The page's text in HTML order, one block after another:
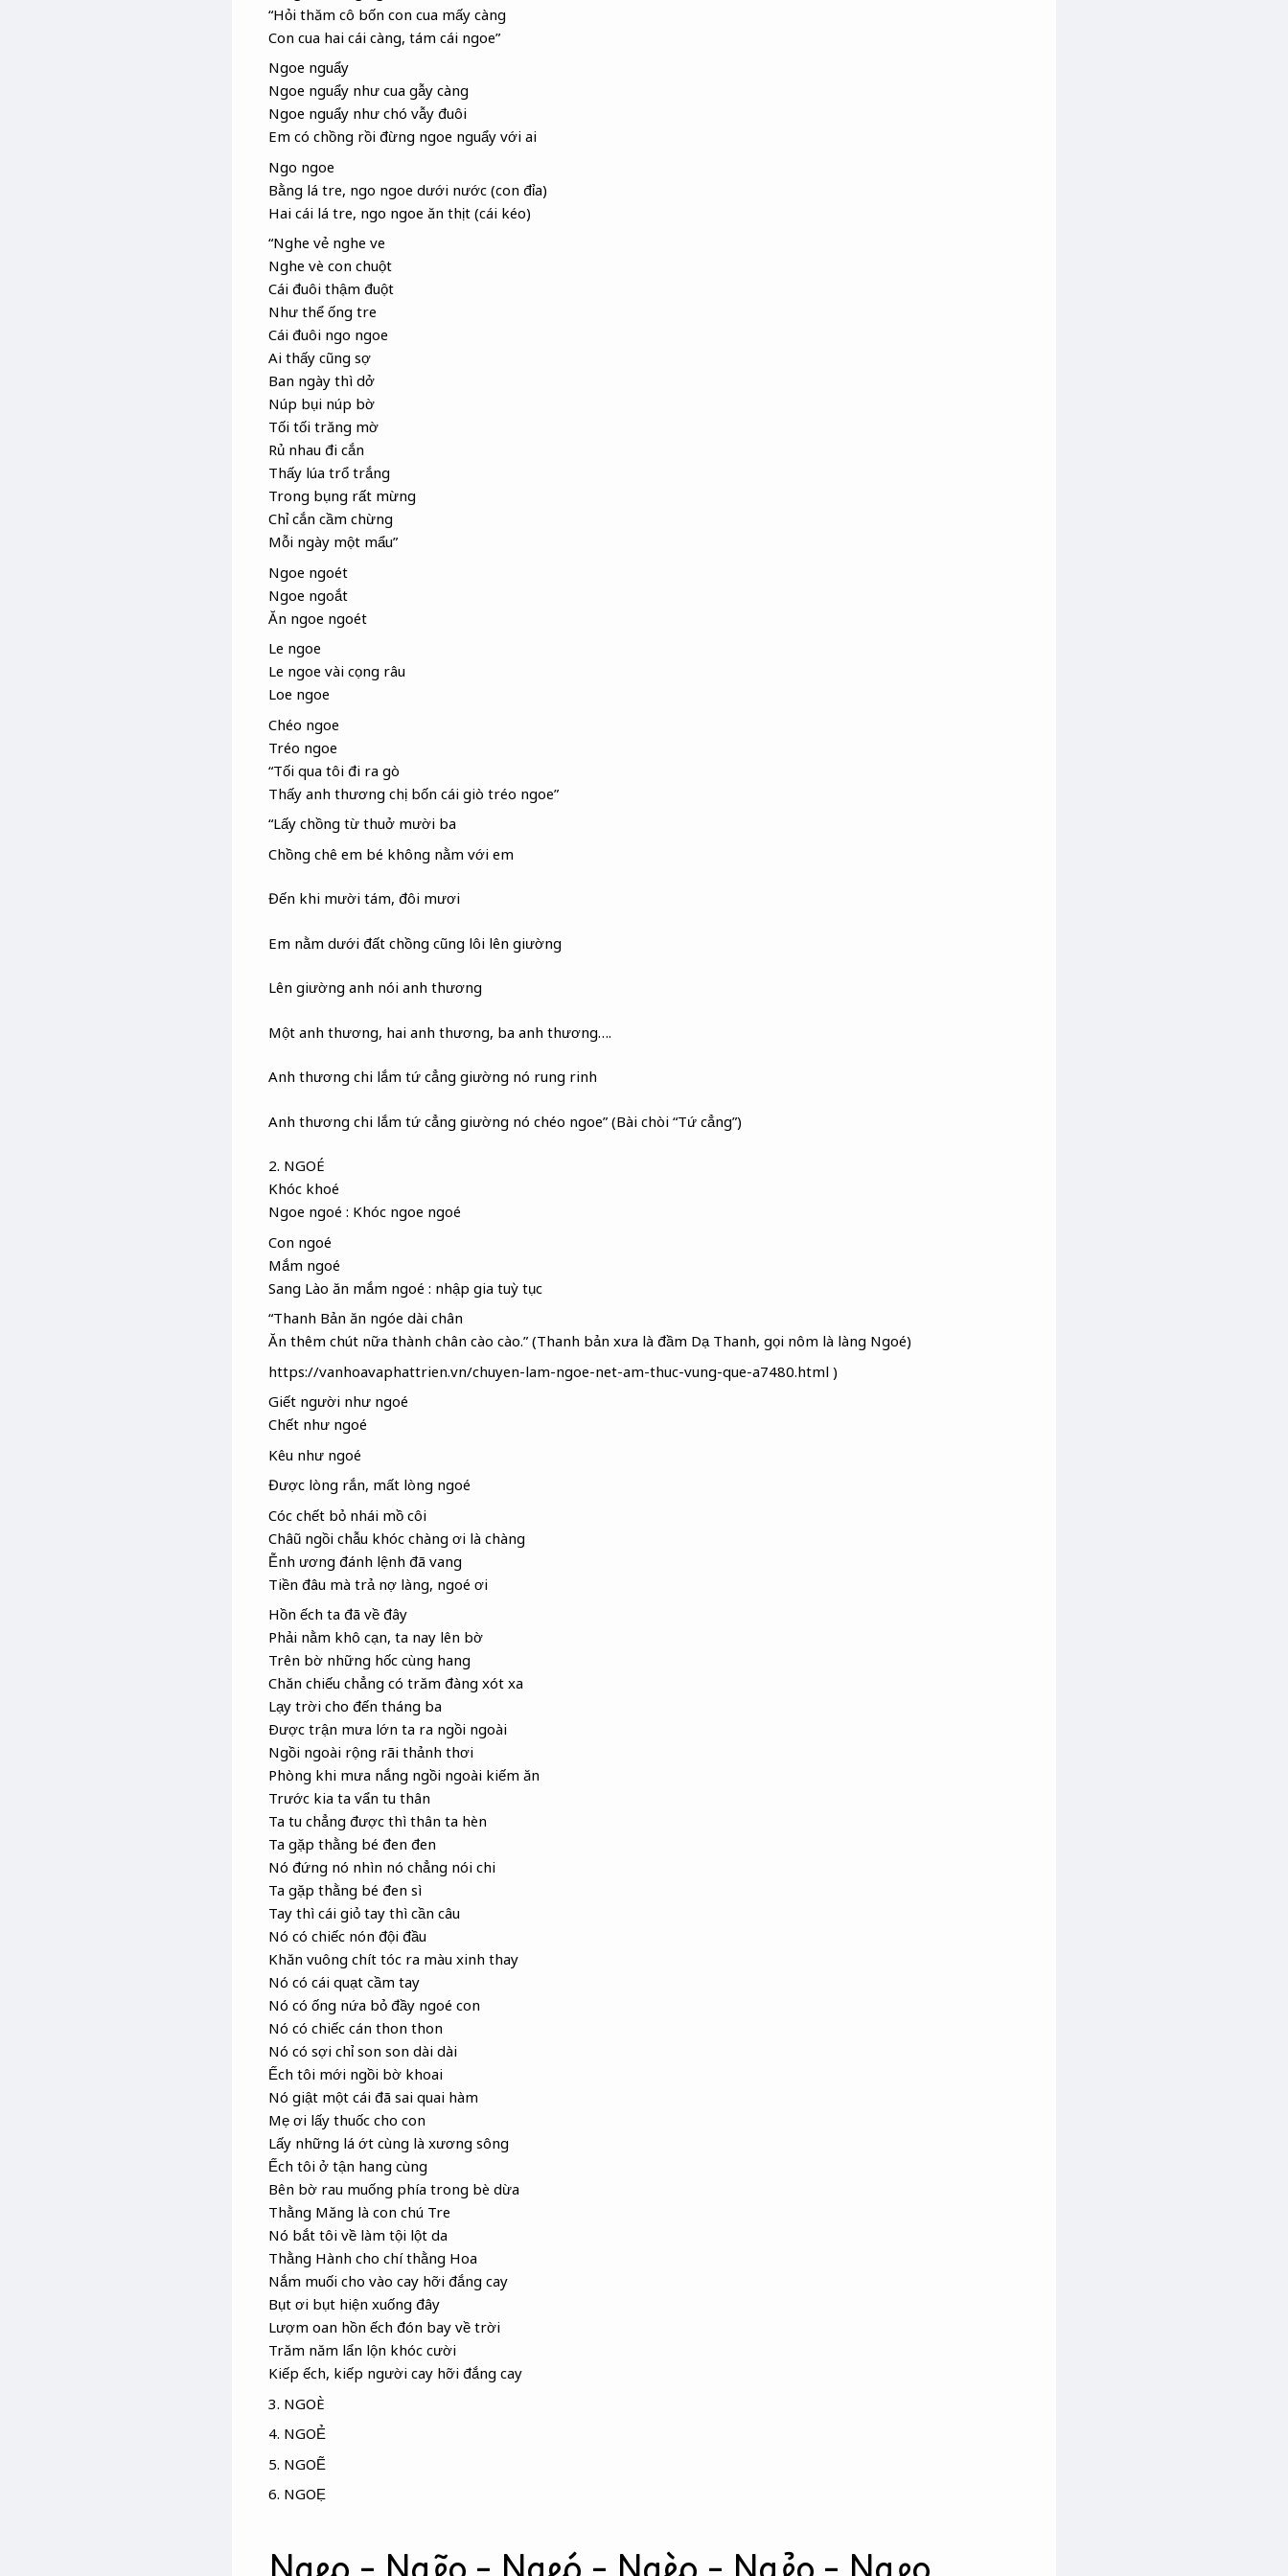
“Hỏi thăm cô bốn con cua mấy càng
Con cua hai cái càng, tám cái ngoe”
Ngoe nguẩy
Ngoe nguẩy như cua gẫy càng
Ngoe nguẩy như chó vẫy đuôi
Em có chồng rồi đừng ngoe nguẩy với ai
Ngo ngoe
Bằng lá tre, ngo ngoe dưới nước (con đỉa)
Hai cái lá tre, ngo ngoe ăn thịt (cái kéo)
“Nghe vẻ nghe ve
Nghe vè con chuột
Cái đuôi thậm đuột
Như thể ống tre
Cái đuôi ngo ngoe
Ai thấy cũng sợ
Ban ngày thì dở
Núp bụi núp bờ
Tối tối trăng mờ
Rủ nhau đi cắn
Thấy lúa trổ trắng
Trong bụng rất mừng
Chỉ cắn cầm chừng
Mỗi ngày một mẩu”
Ngoe ngoét
Ngoe ngoắt
Ăn ngoe ngoét
Le ngoe
Le ngoe vài cọng râu
Loe ngoe
Chéo ngoe
Tréo ngoe
“Tối qua tôi đi ra gò
Thấy anh thương chị bốn cái giò tréo ngoe”
“Lấy chồng từ thuở mười ba
Chồng chê em bé không nằm với em
Đến khi mười tám, đôi mươi
Em nằm dưới đất chồng cũng lôi lên giường
Lên giường anh nói anh thương
Một anh thương, hai anh thương, ba anh thương….
Anh thương chi lắm tứ cẳng giường nó rung rinh
Anh thương chi lắm tứ cẳng giường nó chéo ngoe” (Bài chòi “Tứ cẳng”)
2. NGOÉ
Khóc khoé
Ngoe ngoé : Khóc ngoe ngoé
Con ngoé
Mắm ngoé
Sang Lào ăn mắm ngoé : nhập gia tuỳ tục
“Thanh Bản ăn ngóe dài chân
Ăn thêm chút nữa thành chân cào cào.” (Thanh bản xưa là đầm Dạ Thanh, gọi nôm là làng Ngoé)
https://vanhoavaphattrien.vn/chuyen-lam-ngoe-net-am-thuc-vung-que-a7480.html )
Giết người như ngoé
Chết như ngoé
Kêu như ngoé
Được lòng rắn, mất lòng ngoé
Cóc chết bỏ nhái mồ côi
Châũ ngồi chẫu khóc chàng ơi là chàng
Ễnh ương đánh lệnh đã vang
Tiền đâu mà trả nợ làng, ngoé ơi
Hồn ếch ta đã về đây
Phải nằm khô cạn, ta nay lên bờ
Trên bờ những hốc cùng hang
Chăn chiếu chẳng có trăm đàng xót xa
Lạy trời cho đến tháng ba
Ðược trận mưa lớn ta ra ngồi ngoài
Ngồi ngoài rộng rãi thảnh thơi
Phòng khi mưa nắng ngồi ngoài kiếm ăn
Trước kia ta vẩn tu thân
Ta tu chẳng được thì thân ta hèn
Ta gặp thằng bé đen đen
Nó đứng nó nhìn nó chẳng nói chi
Ta gặp thằng bé đen sì
Tay thì cái giỏ tay thì cần câu
Nó có chiếc nón đội đầu
Khăn vuông chít tóc ra màu xinh thay
Nó có cái quạt cầm tay
Nó có ống nứa bỏ đầy ngoé con
Nó có chiếc cán thon thon
Nó có sợi chỉ son son dài dài
Ếch tôi mới ngồi bờ khoai
Nó giật một cái đã sai quai hàm
Mẹ ơi lấy thuốc cho con
Lấy những lá ớt cùng là xương sông
Ếch tôi ở tận hang cùng
Bên bờ rau muống phía trong bè dừa
Thằng Măng là con chú Tre
Nó bắt tôi về làm tội lột da
Thằng Hành cho chí thằng Hoa
Nắm muối cho vào cay hỡi đắng cay
Bụt ơi bụt hiện xuống đây
Lượm oan hồn ếch đón bay về trời
Trăm năm lẩn lộn khóc cười
Kiếp ếch, kiếp người cay hỡi đắng cay
3. NGOÈ
4. NGOẺ
5. NGOẼ
6. NGOẸ